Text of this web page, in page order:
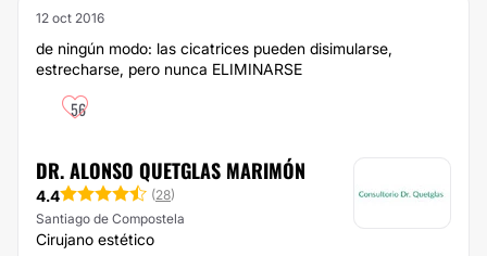
12 oct 2016
de ningún modo: las cicatrices pueden disimularse,
estrecharse, pero nunca ELIMINARSE
56
DR. ALONSO QUETGLAS MARIMÓN
4.4 (28)
Santiago de Compostela
Cirujano estético